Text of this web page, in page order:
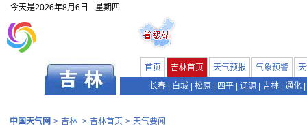
今天是2026年8月6日 星期四
首页 吉林首页 天气预报 气象预警
长春
白城 松原 四平 辽源 吉林 通化
中国天气网 > 吉林 > 吉林首页 > 天气要闻